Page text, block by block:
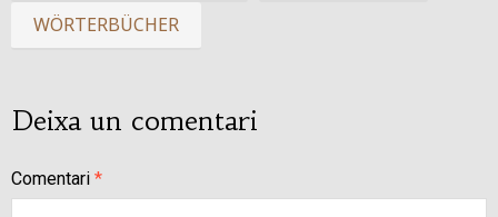
WÖRTERBÜCHER
Deixa un comentari
Comentari *